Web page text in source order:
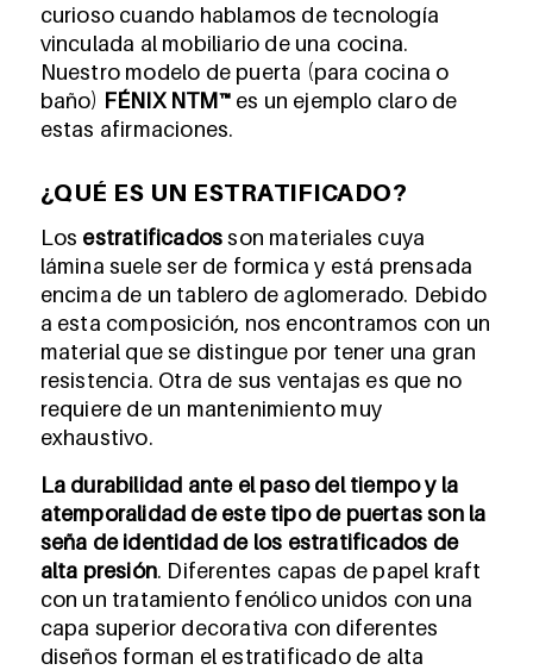
curioso cuando hablamos de tecnología
vinculada al mobiliario de una cocina.
Nuestro modelo de puerta (para cocina o
baño) FÉNIX NTM™ es un ejemplo claro de
estas afirmaciones.
¿QUÉ ES UN ESTRATIFICADO?
Los estratificadosson materiales cuya
lámina suele ser de formica y está prensada
encima de un tablero de aglomerado. Debido
a esta composición, nos encontramos con un
material que se distingue por tener una gran
resistencia. Otra de sus ventajas es que no
requiere de un mantenimiento muy
exhaustivo.
La durabilidad ante el paso del tiempo y la
atemporalidad de este tipo de puertas son la
seña de identidad de los estratificados de
alta presión. Diferentes capas de papel kraft
con un tratamiento fenólico unidos con una
capa superior decorativa con diferentes
diseños forman el estratificado de alta